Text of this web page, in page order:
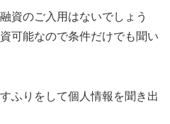
資のご入用はないでしょう
可能なので条件だけでも聞い
ふりをして個人情報を聞き出